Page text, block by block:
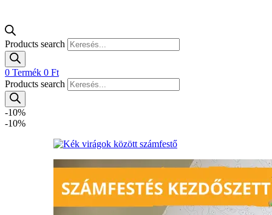
Products search
0 Termék 0 Ft
Products search
-10%
-10%